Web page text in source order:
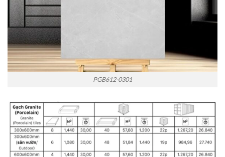
PGB612-0301